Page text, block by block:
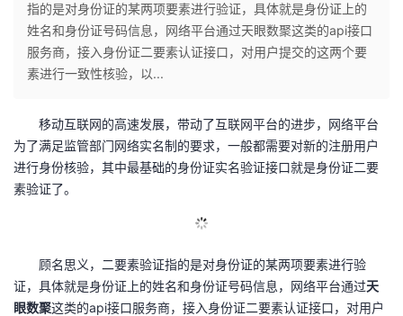
人
主
我
的
发
的
我
我
开
学
的
我
持
指的是对身份证的某两项要素进行验证，具体就是身份证上的
姓名和身份证号码信息，网络平台通过天眼数聚这类的api接口
服务商，接入身份证二要素认证接口，对用户提交的这两个要
素进行一致性核验，以...
移动互联网的高速发展，带动了互联网平台的进步，网络平台
为了满足监管部门网络实名制的要求，一般都需要对新的注册用户
进行身份核验，其中最基础的身份证实名验证接口就是身份证二要
素验证了。
顾名思义，二要素验证指的是对身份证的某两项要素进行验
证，具体就是身份证上的姓名和身份证号码信息，网络平台通过天
眼数聚这类的api接口服务商，接入身份证二要素认证接口，对用户